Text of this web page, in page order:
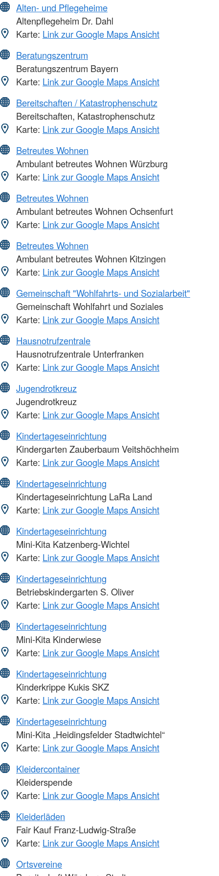
Alten- und Pflegeheime
Altenpflegeheim Dr. Dahl
Karte: Link zur Google Maps Ansicht
Beratungszentrum
Beratungszentrum Bayern
Karte: Link zur Google Maps Ansicht
Bereitschaften / Katastrophenschutz
Bereitschaften, Katastrophenschutz
Karte: Link zur Google Maps Ansicht
Betreutes Wohnen
Ambulant betreutes Wohnen Würzburg
Karte: Link zur Google Maps Ansicht
Betreutes Wohnen
Ambulant betreutes Wohnen Ochsenfurt
Karte: Link zur Google Maps Ansicht
Betreutes Wohnen
Ambulant betreutes Wohnen Kitzingen
Karte: Link zur Google Maps Ansicht
Gemeinschaft "Wohlfahrts- und Sozialarbeit"
Gemeinschaft Wohlfahrt und Soziales
Karte: Link zur Google Maps Ansicht
Hausnotrufzentrale
Hausnotrufzentrale Unterfranken
Karte: Link zur Google Maps Ansicht
Jugendrotkreuz
Jugendrotkreuz
Karte: Link zur Google Maps Ansicht
Kindertageseinrichtung
Kindergarten Zauberbaum Veitshöchheim
Karte: Link zur Google Maps Ansicht
Kindertageseinrichtung
Kindertageseinrichtung LaRa Land
Karte: Link zur Google Maps Ansicht
Kindertageseinrichtung
Mini-Kita Katzenberg-Wichtel
Karte: Link zur Google Maps Ansicht
Kindertageseinrichtung
Betriebskindergarten S. Oliver
Karte: Link zur Google Maps Ansicht
Kindertageseinrichtung
Mini-Kita Kinderwiese
Karte: Link zur Google Maps Ansicht
Kindertageseinrichtung
Kinderkrippe Kukis SKZ
Karte: Link zur Google Maps Ansicht
Kindertageseinrichtung
Mini-Kita „Heidingsfelder Stadtwichtel“
Karte: Link zur Google Maps Ansicht
Kleidercontainer
Kleiderspende
Karte: Link zur Google Maps Ansicht
Kleiderläden
Fair Kauf Franz-Ludwig-Straße
Karte: Link zur Google Maps Ansicht
Ortsvereine